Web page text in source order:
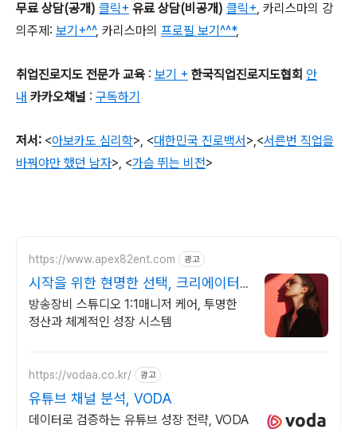
무료 상담(공개) 클릭+ 유료 상담(비공개) 클릭+, 카리스마의 강
의주제 : 보기+^^, 카리스마의 프로필 보기^^*,
취업진로지도 전문가 교육 : 보기 + 한국직업진로지도협회 안
내 카카오채널 : 구독하기
저서 : <아보카도 심리학>, <대한민국 진로백서 >,<서른번 직업을
바꿔야만 했던 남자>, <가슴 뛰는 비전>
https://www.apex82ent.com 광고
시작을 위한 현명한 선택, 크리에이터,
BJ 상시 모집
방송장비 스튜디오 1:1매니저 케어, 투명한
정산과 체계적인 성장 시스템
https://vodaa.co.kr/ 광고
유튜브 채널 분석, VODA
데이터로 검증하는 유튜브 성장 전략, VODA